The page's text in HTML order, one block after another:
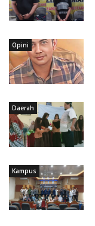
Opini
Daerah
Kampus